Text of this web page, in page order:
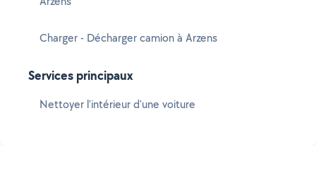
Charger - Décharger camion à Arzens
Services principaux
Nettoyer l'intérieur d'une voiture